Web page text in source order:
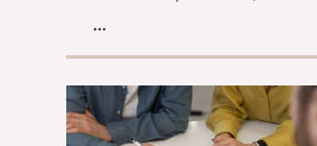
оформление всех необходимых
...